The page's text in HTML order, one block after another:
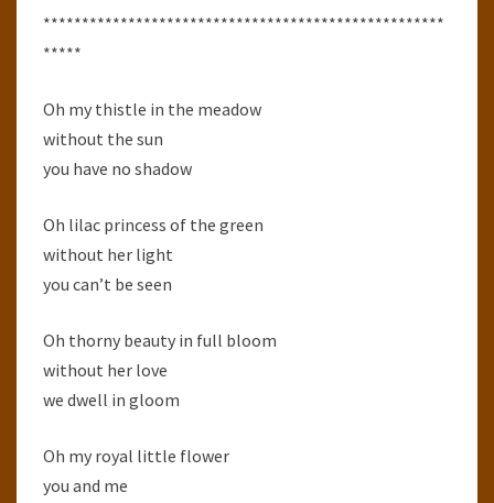
****************************************************
*****
Oh my thistle in the meadow
without the sun
you have no shadow
Oh lilac princess of the green
without her light
you can’t be seen
Oh thorny beauty in full bloom
without her love
we dwell in gloom
Oh my royal little flower
you and me